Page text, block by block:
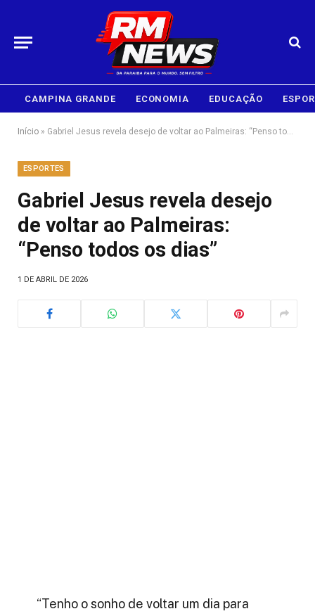
CAMPINA GRANDE ECONOMIA EDUCAÇÃO
Início » Gabriel Jesus revela desejo de voltar ao Palmeiras: “Penso todos os dias”
ESPORTES
Gabriel Jesus revela desejo
de voltar ao Palmeiras:
“Penso todos os dias”
1 DE ABRIL DE 2026
“Tenho o sonho de voltar um dia para